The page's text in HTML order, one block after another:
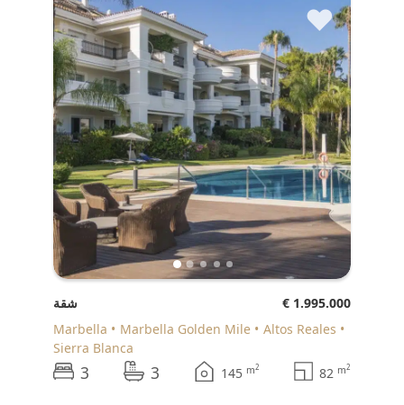
♥
شقة
€ 1.995.000
Marbella
Marbella Golden Mile
Altos Reales
Sierra Blanca
3 3 145 m2 82 m2